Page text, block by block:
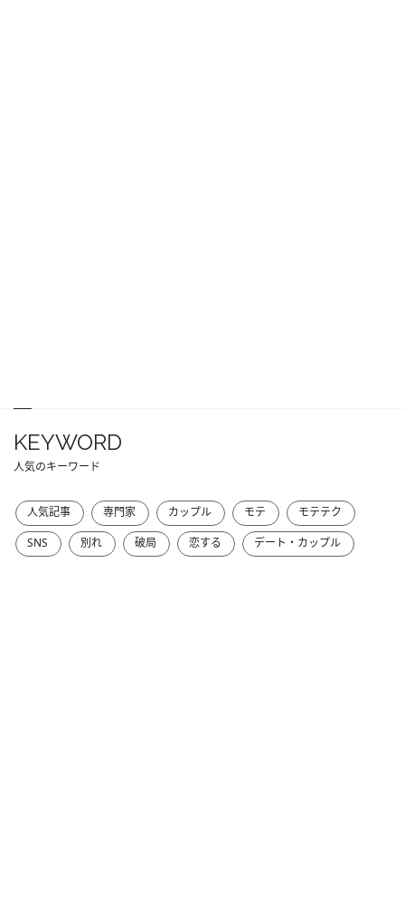
KEYWORD
人気のキーワード
人気記事 専門家 カップル モテ
モテテク
SNS
別れ 破局 恋する デート・カップル